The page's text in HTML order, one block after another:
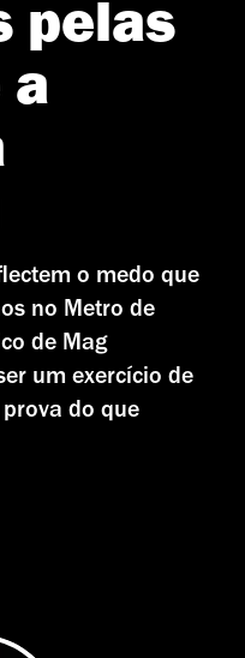
pelas
a
o medo que
no Metro de
de Mag
um exercício de
do que